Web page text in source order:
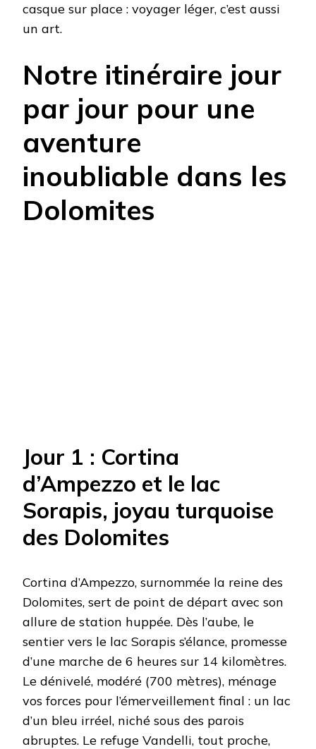
casque sur place : voyager léger, c’est aussi
un art.
Notre itinéraire jour
par jour pour une
aventure
inoubliable dans les
Dolomites
Jour 1 : Cortina
d’Ampezzo et le lac
Sorapis, joyau turquoise
des Dolomites
Cortina d’Ampezzo, surnommée la reine des
Dolomites, sert de point de départ avec son
allure de station huppée. Dès l’aube, le
sentier vers le lac Sorapis s’élance, promesse
d’une marche de 6 heures sur 14 kilomètres.
Le dénivelé, modéré (700 mètres), ménage
vos forces pour l’émerveillement final : un lac
d’un bleu irréel, niché sous des parois
abruptes. Le refuge Vandelli, tout proche,